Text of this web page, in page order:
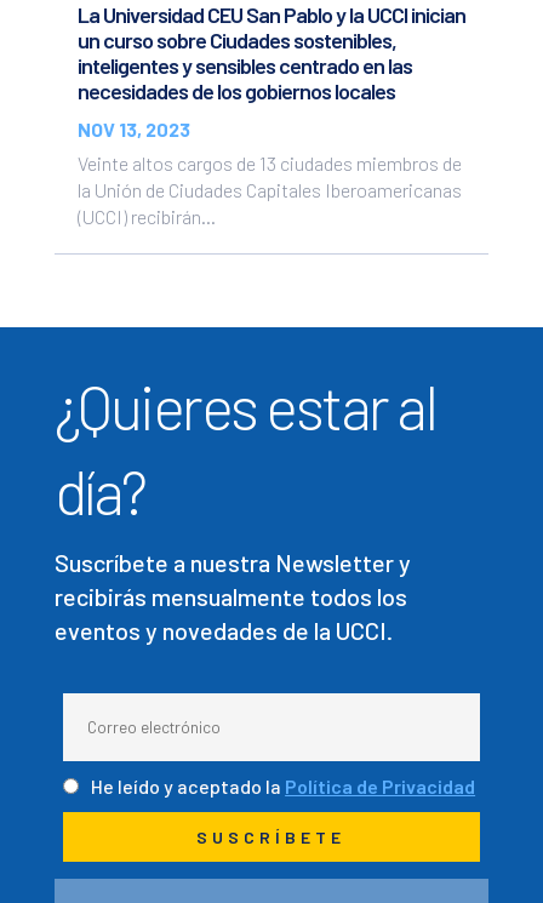
La Universidad CEU San Pablo y la UCCI inician
un curso sobre Ciudades sostenibles,
inteligentes y sensibles centrado en las
necesidades de los gobiernos locales
NOV 13, 2023
Veinte altos cargos de 13 ciudades miembros de
la Unión de Ciudades Capitales Iberoamericanas
(UCCI) recibirán...
¿Quieres estar al
día?
Suscríbete a nuestra Newsletter y
recibirás mensualmente todos los
eventos y novedades de la UCCI.
He leído y aceptado la Política de Privacidad